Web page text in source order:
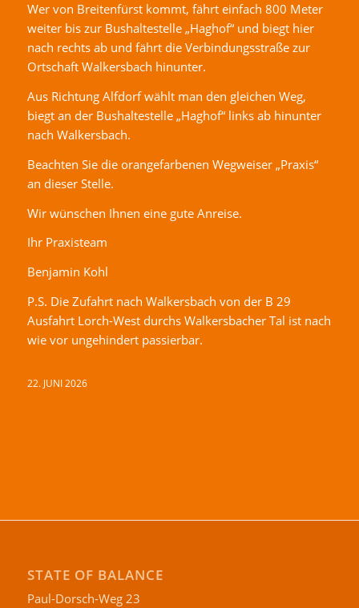
Wer von Breitenfürst kommt, fährt einfach 800 Meter
weiter bis zur Bushaltestelle „Haghof“ und biegt hier
nach rechts ab und fährt die Verbindungsstraße zur
Ortschaft Walkersbach hinunter.
Aus Richtung Alfdorf wählt man den gleichen Weg,
biegt an der Bushaltestelle „Haghof“ links ab hinunter
nach Walkersbach.
Beachten Sie die orangefarbenen Wegweiser „Praxis“
an dieser Stelle.
Wir wünschen Ihnen eine gute Anreise.
Ihr Praxisteam
Benjamin Kohl
P.S. Die Zufahrt nach Walkersbach von der B 29
Ausfahrt Lorch-West durchs Walkersbacher Tal ist nach
wie vor ungehindert passierbar.
22. JUNI 2026
STATE OF BALANCE
Paul-Dorsch-Weg 23